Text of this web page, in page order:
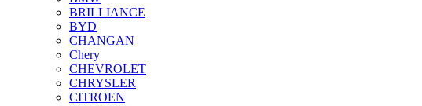
BRILLIANCE
BYD
CHANGAN
Chery
CHEVROLET
CHRYSLER
CITROEN